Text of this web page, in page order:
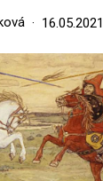
16.05.2021